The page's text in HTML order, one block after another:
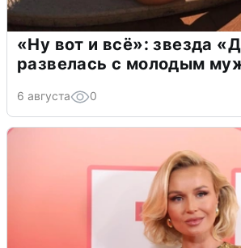
«Ну вот и всё»: звезда
развелась с молодым
6 августа 0